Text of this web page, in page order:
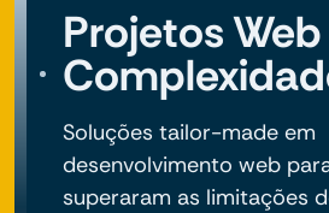
Projetos
Soluções tailor-made em
desenvolvimento web
superaram as limitações